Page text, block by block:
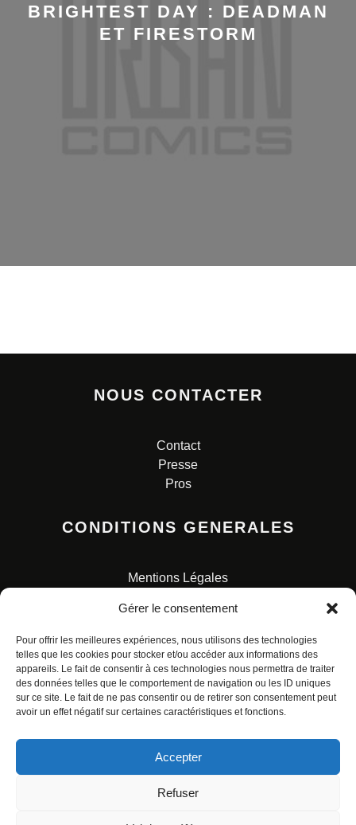
Gérer le consentement
Pour offrir les meilleures expériences, nous utilisons des technologies
telles que les cookies pour stocker et/ou accéder aux informations des
appareils. Le fait de consentir à ces technologies nous permettra de traiter
des données telles que le comportement de navigation ou les ID uniques
sur ce site. Le fait de ne pas consentir ou de retirer son consentement peut
avoir un effet négatif sur certaines caractéristiques et fonctions.
Accepter
Refuser
BRIGHTEST DAY : DEADMAN
ET FIRESTORM
NOUS CONTACTER
Contact
Presse
Pros
CONDITIONS GENERALES
Mentions Légales
Charte pour la protection des données personnelles
© ALL RIGHTS RESERVED. URBAN COMICS POUR LES